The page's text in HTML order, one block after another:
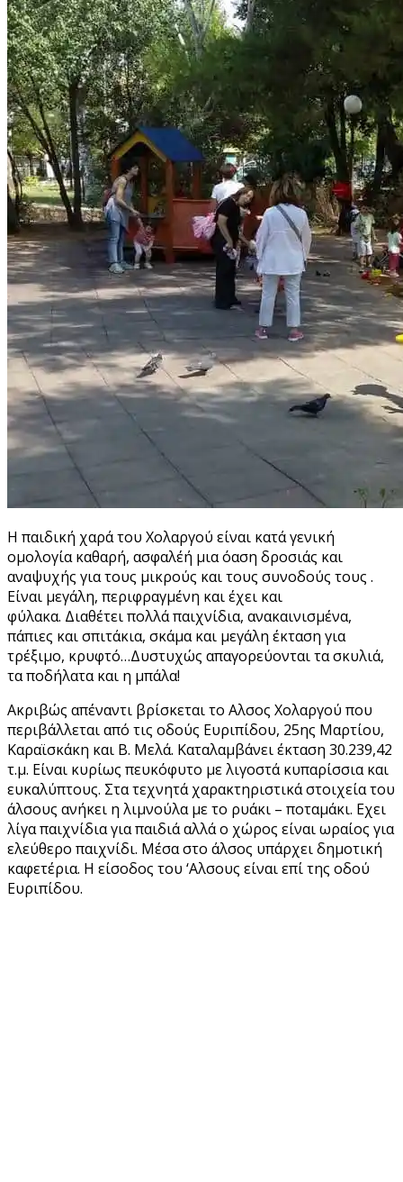
Η παιδική χαρά του Χολαργού είναι κατά γενική
ομολογία καθαρή, ασφαλέή μια όαση δροσιάς και
αναψυχής για τους μικρούς και τους συνοδούς τους .
Είναι μεγάλη, περιφραγμένη και έχει και
φύλακα. Διαθέτει πολλά παιχνίδια, ανακαινισμένα,
πάπιες και σπιτάκια, σκάμα και μεγάλη έκταση για
τρέξιμο, κρυφτό…Δυστυχώς απαγορεύονται τα σκυλιά,
τα ποδήλατα και η μπάλα!
Ακριβώς απέναντι βρίσκεται το Αλσος Χολαργού που
περιβάλλεται από τις οδούς Ευριπίδου, 25ης Μαρτίου,
Καραϊσκάκη και Β. Μελά. Καταλαμβάνει έκταση 30.239,42
τ.μ. Είναι κυρίως πευκόφυτο με λιγοστά κυπαρίσσια και
ευκαλύπτους. Στα τεχνητά χαρακτηριστικά στοιχεία του
άλσους ανήκει η λιμνούλα με το ρυάκι – ποταμάκι. Εχει
λίγα παιχνίδια για παιδιά αλλά ο χώρος είναι ωραίος για
ελεύθερο παιχνίδι. Μέσα στο άλσος υπάρχει δημοτική
καφετέρια. Η είσοδος του ‘Αλσους είναι επί της οδού
Ευριπίδου.